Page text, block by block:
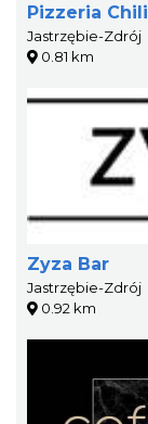
Pizzeria Chili
Jastrzębie-Zdrój
0.81 km
Zyza Bar
Jastrzębie-Zdrój
0.92 km